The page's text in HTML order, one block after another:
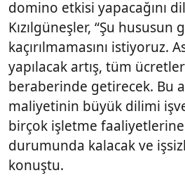
domino etkisi yapacağını
Kızılgüneşler, “Şu hususun
kaçırılmamasını istiyoruz.
yapılacak artış, tüm
beraberinde getirecek. Bu
maliyetinin büyük dilimi
birçok işletme
durumunda kalacak ve
konuştu.